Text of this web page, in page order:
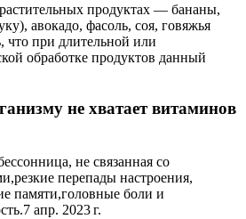
продуктах — бананы,
авокадо, фасоль, соя, говяжья
при длительной или
обработке продуктов данный
не хватает витаминов
не связанная со
перепады настроения,
памяти,головные боли и
апр. 2023 г.